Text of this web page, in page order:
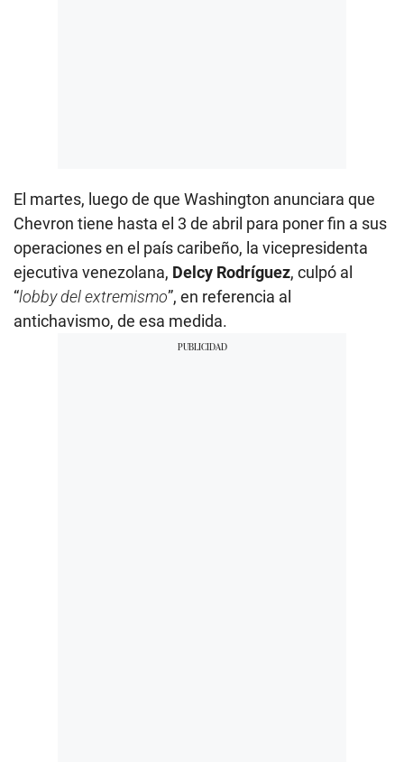
El martes, luego de que Washington anunciara que
Chevron tiene hasta el 3 de abril para poner fin a sus
operaciones en el país caribeño, la vicepresidenta
ejecutiva venezolana, Delcy Rodríguez, culpó al
“lobby del extremismo”, en referencia al
antichavismo, de esa medida.